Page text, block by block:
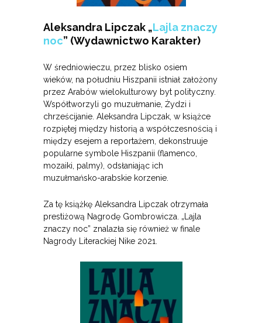
Aleksandra Lipczak „Lajla znaczy
noc” (Wydawnictwo Karakter)
W średniowieczu, przez blisko osiem
wieków, na południu Hiszpanii istniał założony
przez Arabów wielokulturowy byt polityczny.
Współtworzyli go muzułmanie, Żydzi i
chrześcijanie. Aleksandra Lipczak, w książce
rozpiętej między historią a współczesnością i
między esejem a reportażem, dekonstruuje
popularne symbole Hiszpanii (flamenco,
mozaiki, palmy), odsłaniając ich
muzułmańsko-arabskie korzenie.
Za tę książkę Aleksandra Lipczak otrzymała
prestiżową Nagrodę Gombrowicza. „Lajla
znaczy noc” znalazła się również w finale
Nagrody Literackiej Nike 2021.